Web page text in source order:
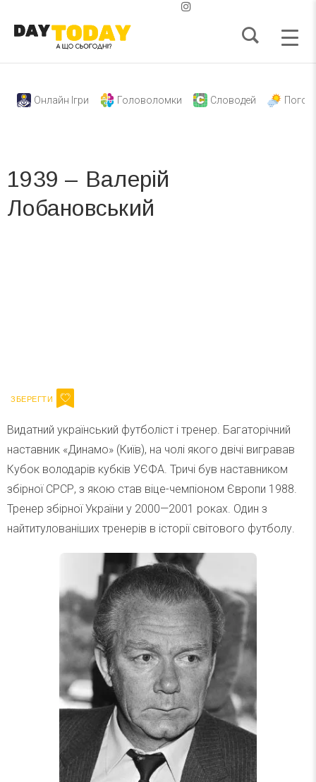
Онлайн Ігри Головоломки Словодей
1939 – Валерій
Лобановський
Видатний український футболіст і тренер. Багаторічний
наставник «Динамо» (Київ), на чолі якого двічі вигравав
Кубок володарів кубків УЄФА. Тричі був наставником
збірної СРСР, з якою став віце-чемпіоном Європи 1988.
Тренер збірної України у 2000—2001 роках. Один з
найтитулованіших тренерів в історії світового футболу.